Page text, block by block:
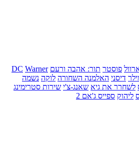
פוסטר תור: אהבה ורעם DC Warner
דיסני האלמנה השחורה לוקה נשמה
לשחרר את גיא שאנג-צ'י שירות סטרימינג
ליהוק ספייס ג'אם 2